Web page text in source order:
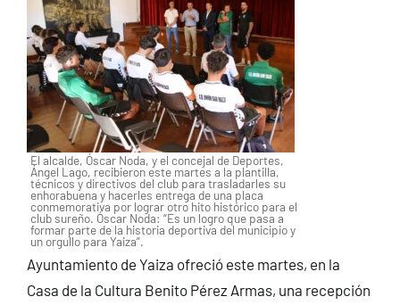
El alcalde, Óscar Noda, y el concejal de Deportes,
Ángel Lago, recibieron este martes a la plantilla,
técnicos y directivos del club para trasladarles su
enhorabuena y hacerles entrega de una placa
conmemorativa por lograr otro hito histórico para el
club sureño. Óscar Noda: “Es un logro que pasa a
formar parte de la historia deportiva del municipio y
un orgullo para Yaiza”.
Ayuntamiento de Yaiza ofreció este martes, en la
Casa de la Cultura Benito Pérez Armas, una recepción